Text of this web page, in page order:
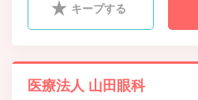
キープする
医療法人 山田眼科